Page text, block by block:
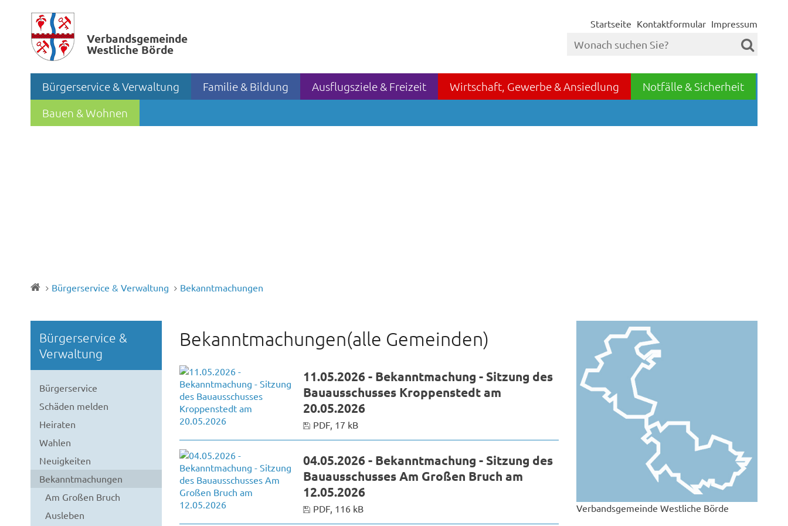
Verbands­gemeinde
Westliche Börde
Startseite Kontaktformular Impressum
Bürgerservice & Verwaltung Familie & Bildung Ausflugsziele & Freizeit Wirtschaft, Gewerbe & Ansiedlung
Notfälle & Sicherheit
Bauen & Wohnen
Bürgerservice & Verwaltung Bekanntmachungen
Bürgerservice &
Verwaltung
Bürgerservice
Schäden melden
Heiraten
Wahlen
Neuigkeiten
Bekanntmachungen
Am Großen Bruch
Ausleben
Bekanntmachungen(alle Gemeinden)
11.05.2026 - Bekanntmachung - Sitzung des
Bauausschusses Kroppenstedt am
20.05.2026
PDF, 17 kB
04.05.2026 - Bekanntmachung - Sitzung des
Bauausschusses Am Großen Bruch am
12.05.2026
PDF, 116 kB Verbandsgemeinde Westliche Börde